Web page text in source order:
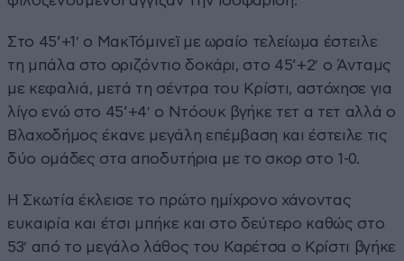
Στο 45’+1′ ο ΜακΤόμινεϊ με ωραίο τελείωμα έστειλε
τη μπάλα στο οριζόντιο δοκάρι, στο 45’+2′ ο Άνταμς
με κεφαλιά, μετά τη σέντρα του Κρίστι, αστόχησε για
λίγο ενώ στο 45’+4′ ο Ντόουκ βγήκε τετ α τετ αλλά ο
Βλαχοδήμος έκανε μεγάλη επέμβαση και έστειλε τις
δύο ομάδες στα αποδυτήρια με το σκορ στο 1-0.
Η Σκωτία έκλεισε το πρώτο ημίχρονο χάνοντας
ευκαιρία και έτσι μπήκε και στο δεύτερο καθώς στο
53′ από το μεγάλο λάθος του Καρέτσα ο Κρίστι βγήκε